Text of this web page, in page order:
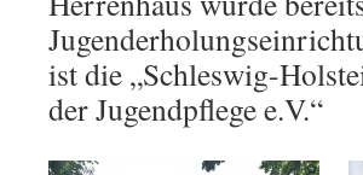
ist die „Schleswig-
der Jugendpflege e.V.“